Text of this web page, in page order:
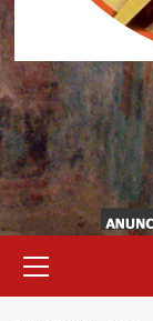
primario